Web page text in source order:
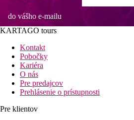
do vášho e-mailu
KARTAGO tours
Kontakt
Pobočky
Kariéra
O nás
Pre predajcov
Prehlásenie o prístupnosti
Pre klientov